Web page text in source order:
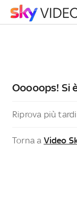
Ooooops! Si
Riprova più tardi
Torna a Video